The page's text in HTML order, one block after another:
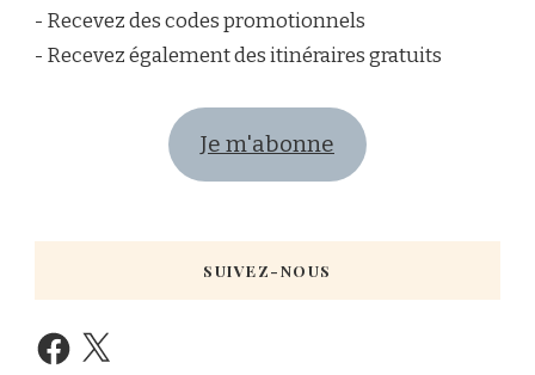
- Recevez des codes promotionnels
- Recevez également des itinéraires gratuits
Je m'abonne
SUIVEZ-NOUS